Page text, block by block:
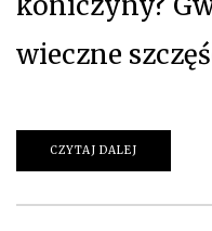
wieczne
CZYTAJ DALEJ